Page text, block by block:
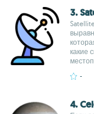
3.
какие
-
4.